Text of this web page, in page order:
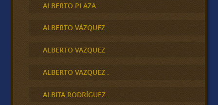
ALBERTO PLAZA
ALBERTO VÁZQUEZ
ALBERTO VAZQUEZ
ALBERTO VAZQUEZ .
ALBITA RODRÍGUEZ